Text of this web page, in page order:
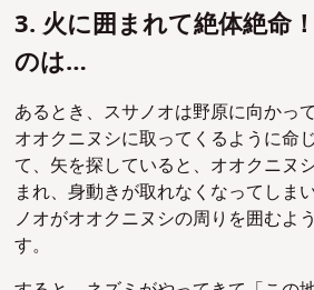
3. 火に囲まれて絶体絶命
のは…
あるとき、スサノオは野原に向かっ
オオクニヌシに取ってくるように命
て、矢を探していると、オオクニヌ
まれ、身動きが取れなくなってしま
ノオがオオクニヌシの周りを囲むよ
す。